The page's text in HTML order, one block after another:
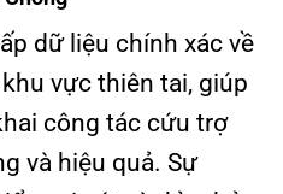
dữ liệu chính xác về
vực thiên tai, giúp
công tác cứu trợ
và hiệu quả. Sự